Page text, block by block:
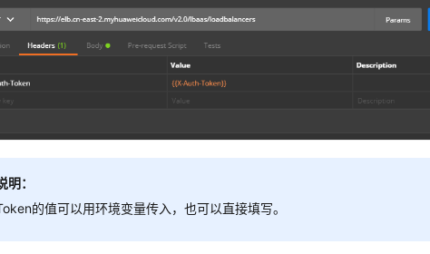
明：
的值可以用环境变量传入，也可以直接填写。